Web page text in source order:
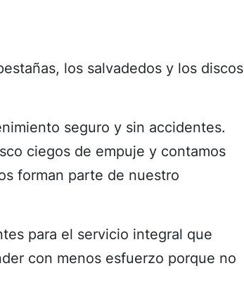
los salvadedos y los discos
seguro y sin accidentes.
ciegos de empuje y contamos
forman parte de nuestro
para el servicio integral que
con menos esfuerzo porque no